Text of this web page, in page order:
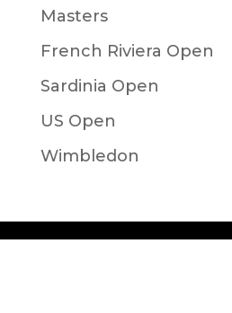
Masters
French Riviera Open
Sardinia Open
US Open
Wimbledon